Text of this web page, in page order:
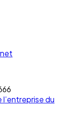
l’entreprise du